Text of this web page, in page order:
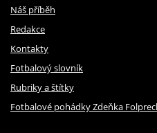
Náš příběh
Redakce
Kontakty
Fotbalový slovník
Rubriky a štítky
Fotbalové pohádky Zdeňka